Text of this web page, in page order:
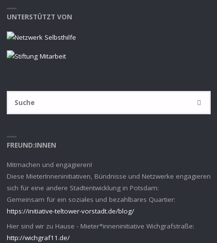
UNTERSTÜTZT VON
SUCHE
FREUND:INNEN
Mitmachen und engagieren!
Diese MieterInneninitiativen, Bündnisse und Netzwerke engagieren
sich für eine andere Stadtentwicklung in Potsdam:
Gemeinsam für ein soziales und bezahlbares Quartier:
https://initiative-teltower-vorstadt.de/blog/
Hier sind wir zu Hause - Mieter*inneninitiative Wichgrafstraße:
http://wichgraf11.de/